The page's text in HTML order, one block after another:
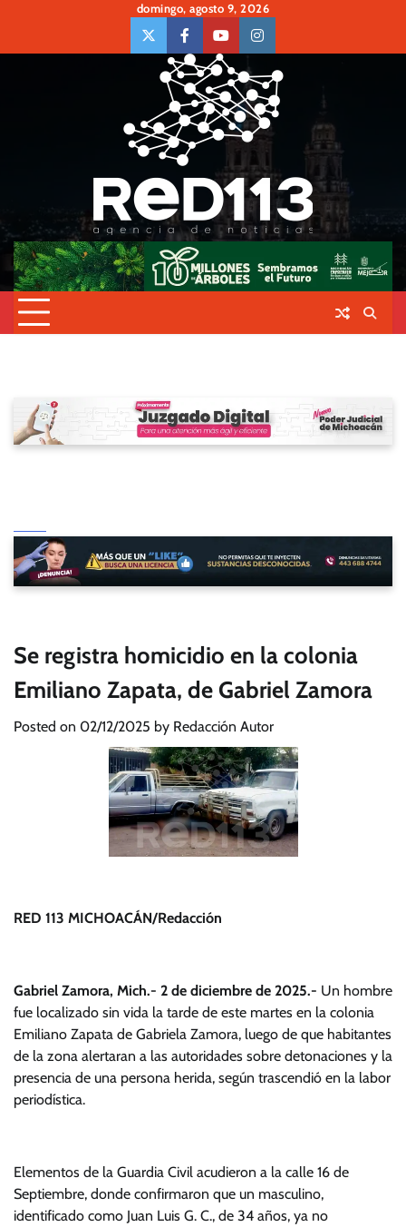
content
domingo, agosto 9, 2026
twiter Face Youtubeinsta
Se registra homicidio en la colonia
Emiliano Zapata, de Gabriel Zamora
Posted on 02/12/2025 by Redacción Autor
RED 113 MICHOACÁN/Redacción
Gabriel Zamora, Mich.- 2 de diciembre de 2025.- Un hombre
fue localizado sin vida la tarde de este martes en la colonia
Emiliano Zapata de Gabriela Zamora, luego de que habitantes
de la zona alertaran a las autoridades sobre detonaciones y la
presencia de una persona herida, según trascendió en la labor
periodística.
Elementos de la Guardia Civil acudieron a la calle 16 de
Septiembre, donde confirmaron que un masculino,
identificado como Juan Luis G. C., de 34 años, ya no